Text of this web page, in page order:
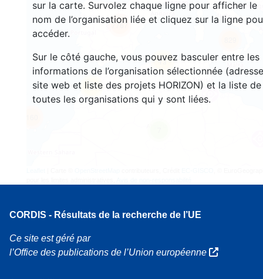
sur la carte. Survolez chaque ligne pour afficher le
nom de l’organisation liée et cliquez sur la ligne
accéder.
Sur le côté gauche, vous pouvez basculer entre les
informations de l’organisation sélectionnée
site web et liste des projets HORIZON) et la liste de
toutes les organisations qui y sont liées.
13
59
7767
CORDIS - Résultats de la recherche de l’UE
Ce site est géré par
l’Office des publications de l’Union européenne